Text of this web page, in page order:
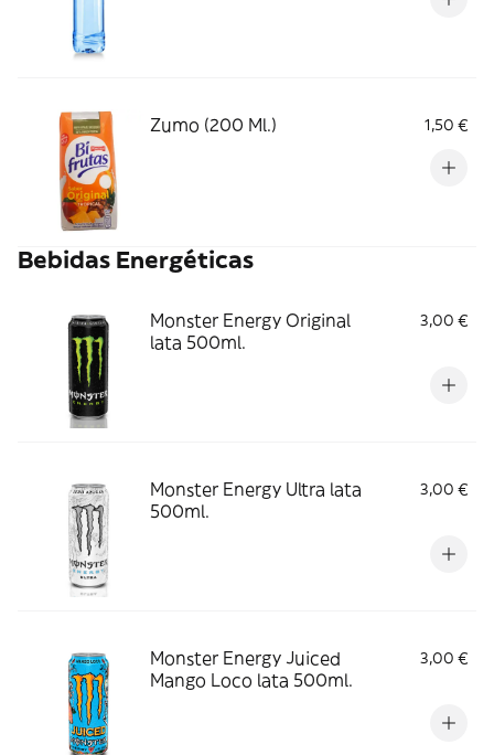
Zumo (200 Ml.) 1,50 €
Bebidas Energéticas
Monster Energy Original
lata 500ml.
3,00 €
Monster Energy Ultra lata
500ml.
3,00 €
Monster Energy Juiced
Mango Loco lata 500ml.
3,00 €